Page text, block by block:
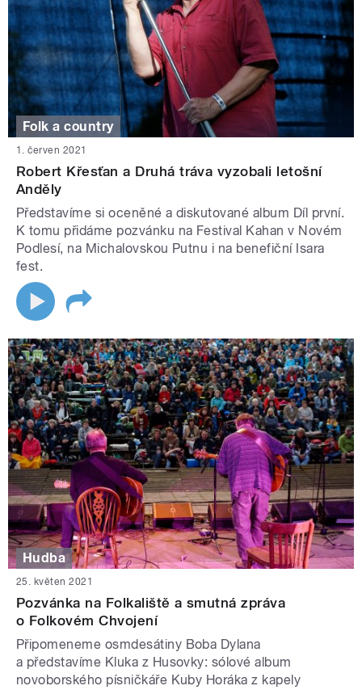
Folk a country
1. červen 2021
Robert Křesťan a Druhá tráva vyzobali letošní
Anděly
Představíme si oceněné a diskutované album Díl první.
K tomu přidáme pozvánku na Festival Kahan v Novém
Podlesí, na Michalovskou Putnu i na benefiční Isara
fest.
Hudba
25. květen 2021
Pozvánka na Folkaliště a smutná zpráva
o Folkovém Chvojení
Připomeneme osmdesátiny Boba Dylana
a představíme Kluka z Husovky: sólové album
novoborského písničkáře Kuby Horáka z kapely